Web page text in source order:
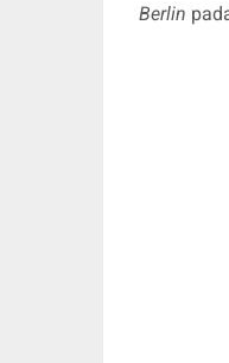
Berlin